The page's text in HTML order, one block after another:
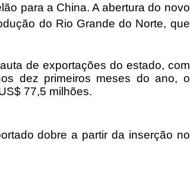
para a China. A abertura do novo
do Rio Grande do Norte, que
de exportações do estado, com
dez primeiros meses do ano, o
77,5 milhões.
dobre a partir da inserção no